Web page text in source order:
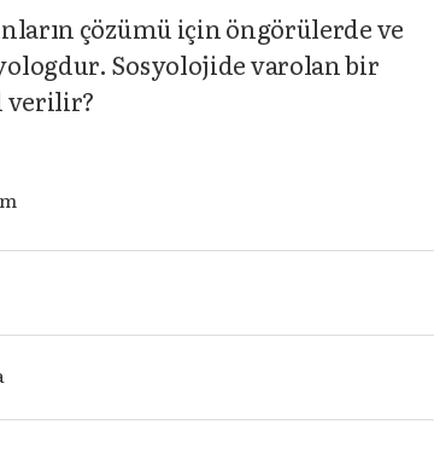
çözümü için öngörülerde ve
Sosyolojide varolan bir
verilir?